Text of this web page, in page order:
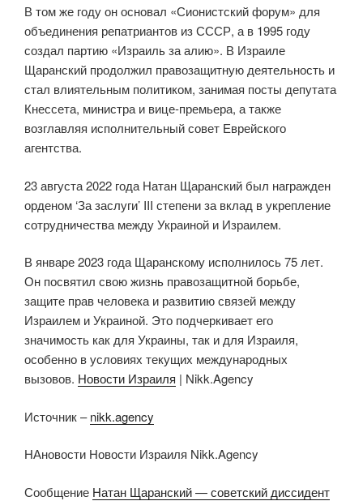
В том же году он основал «Сионистский форум» для
объединения репатриантов из СССР, а в 1995 году
создал партию «Израиль за алию». В Израиле
Щаранский продолжил правозащитную деятельность и
стал влиятельным политиком, занимая посты депутата
Кнессета, министра и вице-премьера, а также
возглавляя исполнительный совет Еврейского
агентства.
23 августа 2022 года Натан Щаранский был награжден
орденом ‘За заслуги’ III степени за вклад в укрепление
сотрудничества между Украиной и Израилем.
В январе 2023 года Щаранскому исполнилось 75 лет.
Он посвятил свою жизнь правозащитной борьбе,
защите прав человека и развитию связей между
Израилем и Украиной. Это подчеркивает его
значимость как для Украины, так и для Израиля,
особенно в условиях текущих международных
вызовов. Новости Израиля | Nikk.Agency
Источник –nikk.agency
НАновости Новости Израиля Nikk.Agency
Сообщение Натан Щаранский — советский диссидент